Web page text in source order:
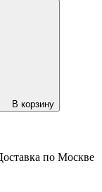
В корзину
по Москве